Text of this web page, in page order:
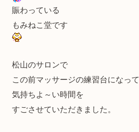
賑わっている
もみねこ堂です
松山のサロンで
この前マッサージの練習台になって
気持ちよ～い時間を
すごさせていただきました。